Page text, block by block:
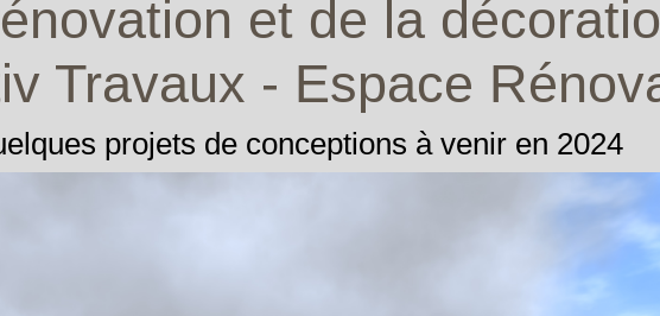
et de la
Travaux - Espace
projets de conceptions à venir en 2024